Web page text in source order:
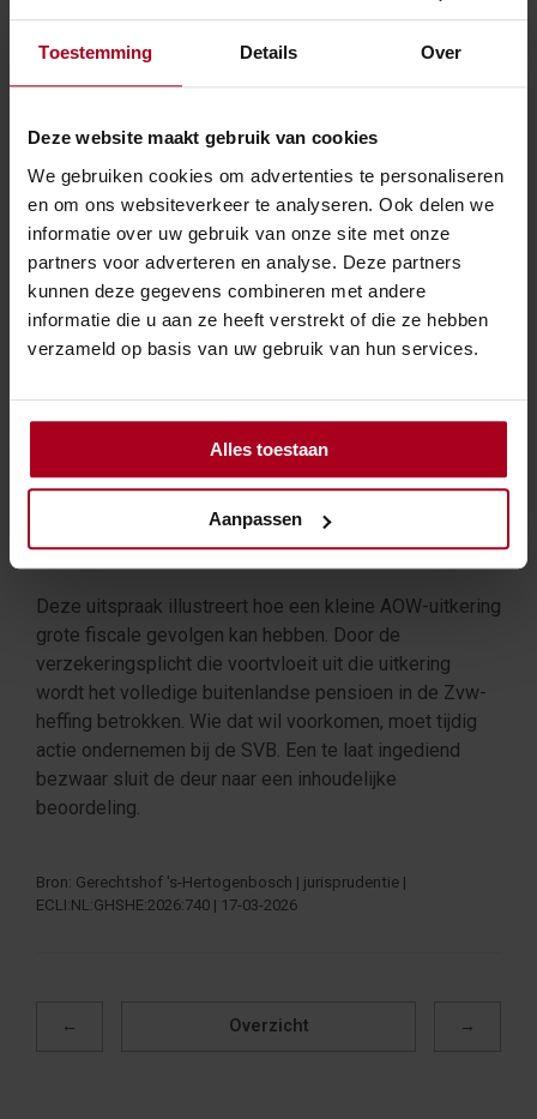
Toestemming Details Over
Deze website maakt gebruik van cookies
We gebruiken cookies om advertenties te personaliseren
en om ons websiteverkeer te analyseren. Ook delen we
informatie over uw gebruik van onze site met onze
partners voor adverteren en analyse. Deze partners
kunnen deze gegevens combineren met andere
informatie die u aan ze heeft verstrekt of die ze hebben
verzameld op basis van uw gebruik van hun services.
Alles toestaan
Aanpassen
ontvangen AOW-uitkering terugbetaald kan worden. Dat
was ruim vóór de aanslag van 28 november 2023. Van
geen sprake.
Belastingrechter niet bevoegd
Het hof oordeelt dat de aanslag Zvw rechtmatig is. De
vrouw is verzekerd, dus is zij de bijdrage verschuldigd.
Het hof is als belastingrechter niet bevoegd om de
SVB op te dragen de verzekeringsplicht met
beslissingen van de SVB staan rechtsmiddelen open
bij de algemene bestuursrechter. De vrouw heeft die
route bewandeld, maar haar bezwaar was te laat.
Termijnen zijn streng
Deze uitspraak illustreert hoe een kleine AOW-uitkering
grote fiscale gevolgen kan hebben. Door de
verzekeringsplicht die voortvloeit uit die uitkering
wordt het volledige buitenlandse pensioen in de Zvw-
heffing betrokken. Wie dat wil voorkomen, moet tijdig
actie ondernemen bij de SVB. Een te laat ingediend
bezwaar sluit de deur naar een inhoudelijke
beoordeling.
Bron: Gerechtshof 's-Hertogenbosch | jurisprudentie |
ECLI:NL:GHSHE:2026:740 | 17-03-2026
← Overzicht →